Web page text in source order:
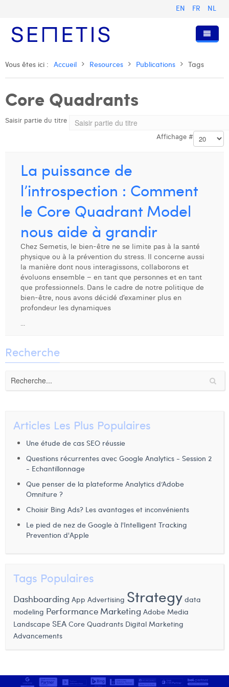
EN FR NL
Accueil
Services
Publicité Digitale
Digital Business Intelligence
Formations
Qui sommes-nous ?
Notre histoire
Anouk Allegaert
Arthur Collard
Camille Servais
Charlie Deschamps
Dhan Claes
Diane Tremouroux
Edouard Polet
Elio Civalleri
Eliott Pousset
Floriane Defacqz
Justine Cremer
Laura Verhelst
Lena Pignoloni
Leonard Dierickx
Linda Kraim
Lore Fierens
Louis Nassogne
Lucas Taels
Margaux Marien
Nos valeurs
Omnicom Media Group
Certifications
Ressources
Présentations et Cas
Communiqués de presse
Rejoignez-nous
Digital Business Consultant NL
Digital Business Analyst
Digital Business Intern
Contact
Vous êtes ici : Accueil Resources Publications Tags
Core Quadrants
Saisir partie du titre
Affichage #
La puissance de
l’introspection : Comment
le Core Quadrant Model
nous aide à grandir
Chez Semetis, le bien-être ne se limite pas à la santé
physique ou à la prévention du stress. Il concerne aussi
la manière dont nous interagissons, collaborons et
évoluons ensemble – en tant que personnes et en tant
que professionnels. Dans le cadre de notre politique de
bien-être, nous avons décidé d’examiner plus en
profondeur les dynamiques
...
Recherche
Articles Les Plus Populaires
Une étude de cas SEO réussie
Questions récurrentes avec Google Analytics - Session 2
- Echantillonnage
Que penser de la plateforme Analytics d’Adobe
Omniture ?
Choisir Bing Ads? Les avantages et inconvénients
Le pied de nez de Google à l'Intelligent Tracking
Prevention d'Apple
Tags Populaires
Dashboarding App Advertising Strategy data
modeling Performance Marketing Adobe Media
Landscape SEA Core Quadrants Digital Marketing
Advancements